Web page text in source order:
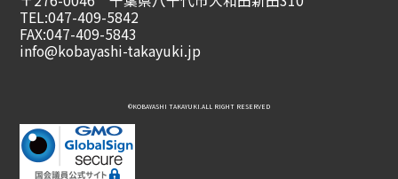
TEL:047-409-5842
FAX:047-409-5843
info@kobayashi-takayuki.jp
©︎KOBAYASHI TAKAYUKI.ALL RIGHT RESERVED